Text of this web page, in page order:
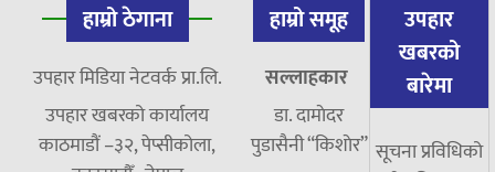
हाम्रो ठेगाना
उपहार मिडिया नेटवर्क प्रा.लि.
उपहार खबरको कार्यालय
काठमाडौं –३२, पेप्सीकोला,
हाम्रो समूह
सल्लाहकार
डा. दामाेदर
पुडासैनी “किशाेर”
उपहार
खबरको
बारेमा
सूचना प्रविधिको